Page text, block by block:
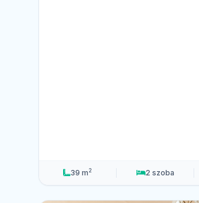
39 m2 2 szoba